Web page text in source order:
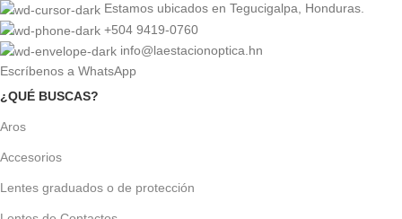
Estamos ubicados en Tegucigalpa, Honduras.
+504 9419-0760
info@laestacionoptica.hn
Escríbenos a WhatsApp
¿QUÉ BUSCAS?
Aros
Accesorios
Lentes graduados o de protección